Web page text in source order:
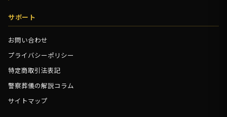
サポート
お問い合わせ
プライバシーポリシー
特定商取引法表記
警察葬儀の解説コラム
サイトマップ